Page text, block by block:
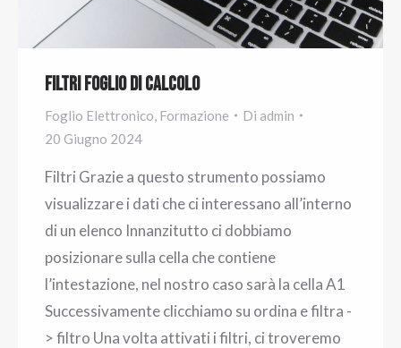
Filtri Foglio di Calcolo
Foglio Elettronico, Formazione Di admin
20 Giugno 2024
Filtri Grazie a questo strumento possiamo
visualizzare i dati che ci interessano all’interno
di un elenco Innanzitutto ci dobbiamo
posizionare sulla cella che contiene
l’intestazione, nel nostro caso sarà la cella A1
Successivamente clicchiamo su ordina e filtra -
> filtro Una volta attivati i filtri, ci troveremo